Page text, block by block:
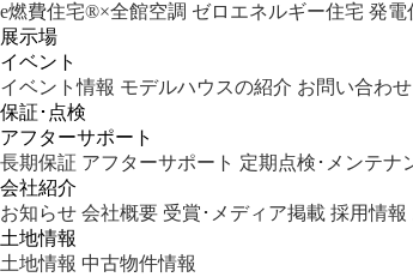
e燃費住宅®︎×全館空調 ゼロエネルギー住宅 発電
展示場
イベント
イベント情報 モデルハウスの紹介 お問い合わ
保証･点検
アフターサポート
長期保証 アフターサポート 定期点検･メンテナ
会社紹介
お知らせ 会社概要 受賞･メディア掲載 採用情報
土地情報
土地情報 中古物件情報